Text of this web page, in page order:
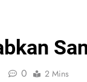
0 2 Mins